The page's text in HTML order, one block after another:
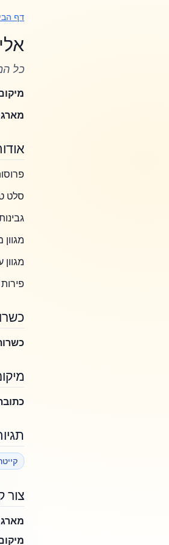
דף
כל
סלט
צור